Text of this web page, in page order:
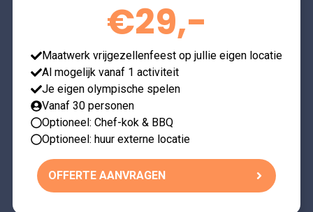
€29,-
Maatwerk vrijgezellenfeest op jullie eigen locatie
Al mogelijk vanaf 1 activiteit
Je eigen olympische spelen
Vanaf 30 personen
Optioneel: Chef-kok & BBQ
Optioneel: huur externe locatie
OFFERTE AANVRAGEN